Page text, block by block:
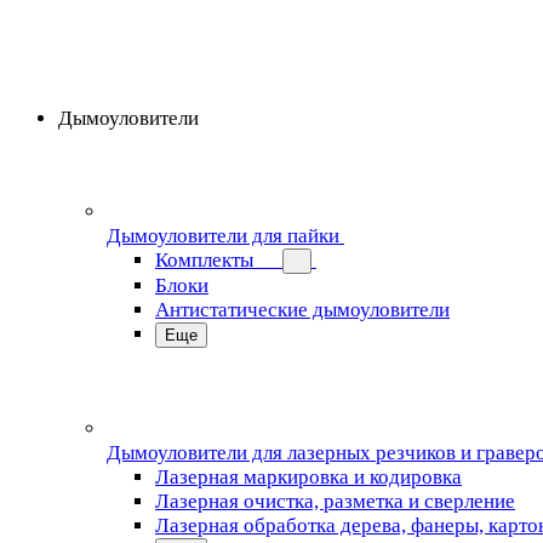
Дымоуловители
Дымоуловители для пайки
Комплекты
Блоки
Антистатические дымоуловители
Еще
Дымоуловители для лазерных резчиков и
Лазерная маркировка и кодировка
Лазерная очистка, разметка и сверление
Лазерная обработка дерева, фанеры,